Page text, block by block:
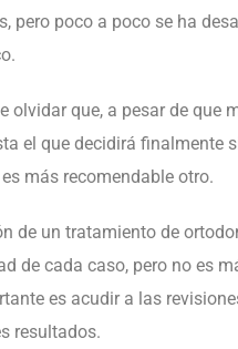
pero poco a poco se ha
olvidar que, a pesar de que
el que decidirá finalmente
más recomendable otro.
de un tratamiento de
de cada caso, pero no es
es acudir a las
resultados.